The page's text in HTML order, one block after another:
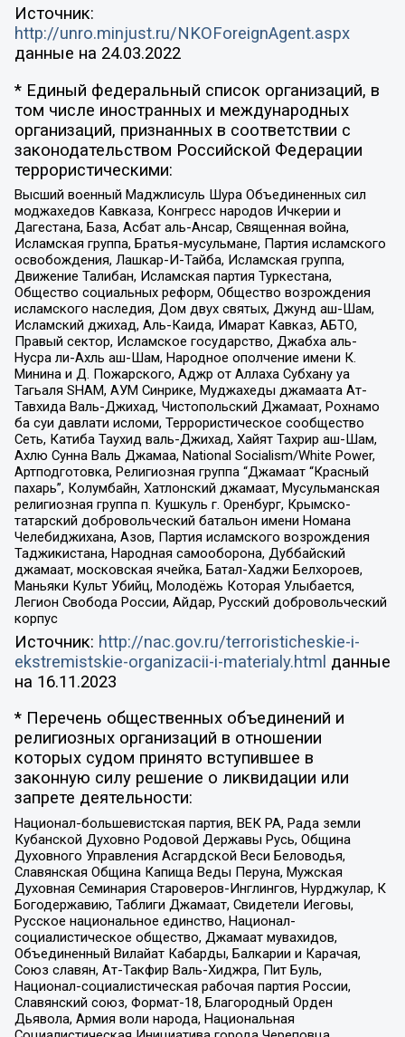
Источник:
http://unro.minjust.ru/NKOForeignAgent.aspx
данные на 24.03.2022
* Единый федеральный список организаций, в
том числе иностранных и международных
организаций, признанных в соответствии с
законодательством Российской Федерации
террористическими:
Высший военный Маджлисуль Шура Объединенных сил
моджахедов Кавказа, Конгресс народов Ичкерии и
Дагестана, База, Асбат аль-Ансар, Священная война,
Исламская группа, Братья-мусульмане, Партия исламского
освобождения, Лашкар-И-Тайба, Исламская группа,
Движение Талибан, Исламская партия Туркестана,
Общество социальных реформ, Общество возрождения
исламского наследия, Дом двух святых, Джунд аш-Шам,
Исламский джихад, Аль-Каида, Имарат Кавказ, АБТО,
Правый сектор, Исламское государство, Джабха аль-
Нусра ли-Ахль аш-Шам, Народное ополчение имени К.
Минина и Д. Пожарского, Аджр от Аллаха Субхану уа
Тагьаля SHAM, АУМ Синрике, Муджахеды джамаата Ат-
Тавхида Валь-Джихад, Чистопольский Джамаат, Рохнамо
ба суи давлати исломи, Террористическое сообщество
Сеть, Катиба Таухид валь-Джихад, Хайят Тахрир аш-Шам,
Ахлю Сунна Валь Джамаа, National Socialism/White Power,
Артподготовка, Религиозная группа “Джамаат “Красный
пахарь”, Колумбайн, Хатлонский джамаат, Мусульманская
религиозная группа п. Кушкуль г. Оренбург, Крымско-
татарский добровольческий батальон имени Номана
Челебиджихана, Азов, Партия исламского возрождения
Таджикистана, Народная самооборона, Дуббайский
джамаат, московская ячейка, Батал-Хаджи Белхороев,
Маньяки Культ Убийц, Молодёжь Которая Улыбается,
Легион Свобода России, Айдар, Русский добровольческий
корпус
Источник: http://nac.gov.ru/terroristicheskie-i-
ekstremistskie-organizacii-i-materialy.html данные
на 16.11.2023
* Перечень общественных объединений и
религиозных организаций в отношении
которых судом принято вступившее в
законную силу решение о ликвидации или
запрете деятельности:
Национал-большевистская партия, ВЕК РА, Рада земли
Кубанской Духовно Родовой Державы Русь, Община
Духовного Управления Асгардской Веси Беловодья,
Славянская Община Капища Веды Перуна, Мужская
Духовная Семинария Староверов-Инглингов, Нурджулар, К
Богодержавию, Таблиги Джамаат, Свидетели Иеговы,
Русское национальное единство, Национал-
социалистическое общество, Джамаат мувахидов,
Объединенный Вилайат Кабарды, Балкарии и Карачая,
Союз славян, Ат-Такфир Валь-Хиджра, Пит Буль,
Национал-социалистическая рабочая партия России,
Славянский союз, Формат-18, Благородный Орден
Дьявола, Армия воли народа, Национальная